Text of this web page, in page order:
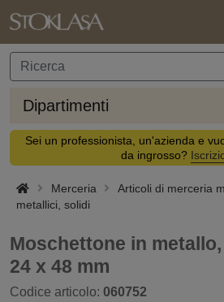
Dipartimenti
Sei un professionista, un'azienda e
da ingrosso?
Merceria Articoli di merceria
metallici, solidi
Moschettone in
24 x 48 mm
Codice articolo: 060752